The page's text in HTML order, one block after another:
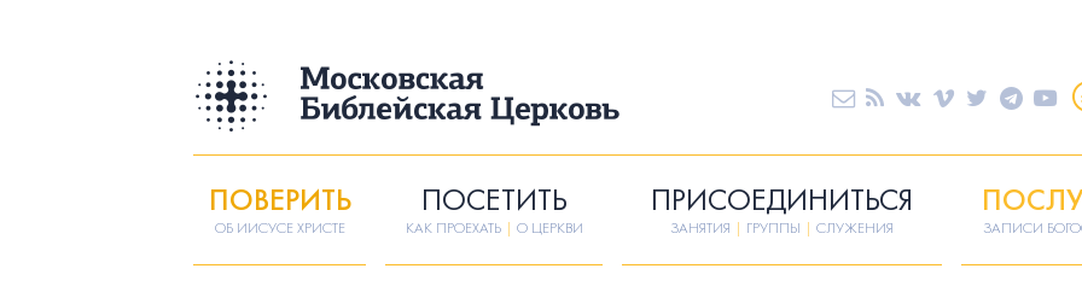
ПОВЕРИТЬ
ОБ ИИСУСЕ ХРИСТЕ
ПОСЕТИТЬ
КАК ПРОЕХАТЬ | О ЦЕРКВИ
ПРИСОЕДИНИТЬСЯ
ЗАНЯТИЯ | ГРУППЫ | СЛУЖЕНИЯ ЗАПИСИ